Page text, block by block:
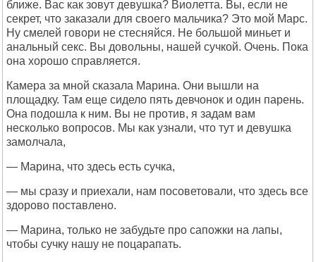
ближе. Вас как зовут девушка? Виолетта. Вы, если не
секрет, что заказали для своего мальчика? Это мой Марс.
Ну смелей говори не стесняйся. Не большой миньет и
анальный секс. Вы довольны, нашей сучкой. Очень. Пока
она хорошо справляется.
Камера за мной сказала Марина. Они вышли на
площадку. Там еще сидело пять девчонок и один парень.
Она подошла к ним. Вы не против, я задам вам
несколько вопросов. Мы как узнали, что тут и девушка
замолчала,
— Марина, что здесь есть сучка,
— мы сразу и приехали, нам посоветовали, что здесь все
здорово поставлено.
— Марина, только не забудьте про сапожки на лапы,
чтобы сучку нашу не поцарапать.